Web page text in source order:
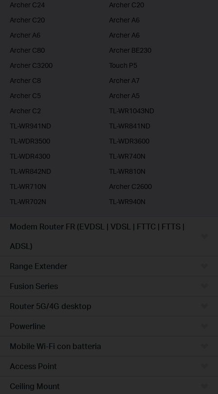
Archer C24
Archer C20
Archer C20
Archer A6
Archer A6
Archer A6
Archer C80
Archer BE230
Archer C3200
Touch P5
Archer C8
Archer A7
Archer C5
Archer A5
Archer C2
TL-WR1043ND
TL-WR941ND
TL-WR841ND
TL-WDR3500
TL-WDR3600
TL-WDR4300
TL-WR740N
TL-WR842ND
TL-WR810N
TL-WR710N
Archer C2600
TL-WR702N
TL-WR940N
Modem Router FR (EVDSL | VDSL | FTTC | FTTS |
ADSL)
Range Extender
Fusion Series
Router 5G/4G desktop
Powerline
Mobile Wi-Fi con batteria
Access Point
Ceiling Mount